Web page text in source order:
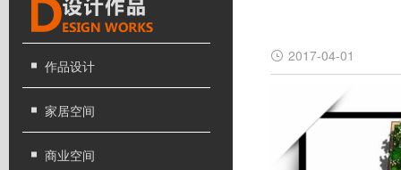
作品设计
家居空间
商业空间
2017-04-01